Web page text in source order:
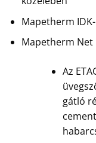
Mapetherm
Mapetherm Net
Az
gátló